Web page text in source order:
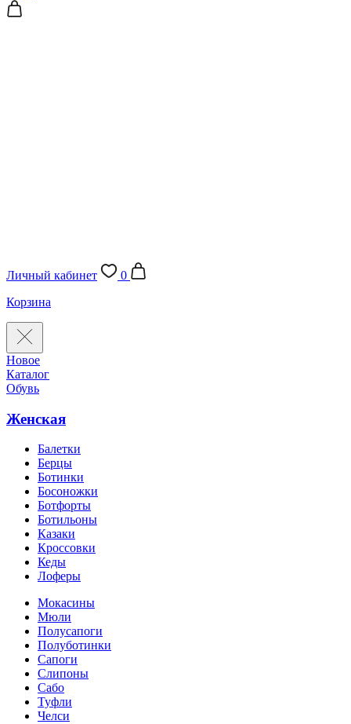
Личный кабинет
0
Корзина
Новое
Каталог
Обувь
Женская
Балетки
Берцы
Ботинки
Босоножки
Ботфорты
Ботильоны
Казаки
Кроссовки
Кеды
Лоферы
Мокасины
Мюли
Полусапоги
Полуботинки
Сапоги
Слипоны
Сабо
Туфли
Челси